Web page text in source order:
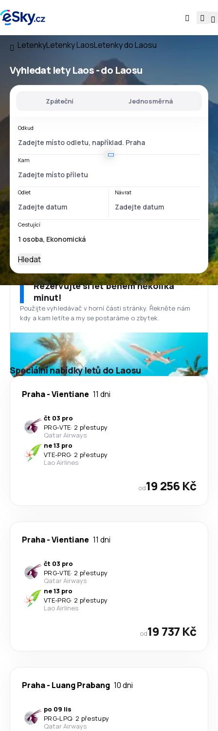
LetenkyLetenky LaosLetenky do Laosu
Vyhledat letyLaos - do Laosu
Zpáteční Jednosměrná
Odkud
Kam
Odlet Návrat
Cestující
Hledat
Rezervujte si let během několika
minut!
Použijte vyhledávač v horní části stránky. Řekněte nám
kdy a kam letíte a my se postaráme o zbytek.
Speciální nabídky letů do Laosu
Praha-Vientiane 11 dni
čt 03 pro
PRG-VTE· 2 přestupy
Qatar Airways
ne 13 pro
VTE-PRG· 2 přestupy
Lao Airlines
od19 256 Kč
Praha-Vientiane 11 dni
čt 03 pro
PRG-VTE· 2 přestupy
Qatar Airways
ne 13 pro
VTE-PRG· 2 přestupy
Lao Airlines
od19 737 Kč
Praha- Luang Prabang 10 dni
po 09 lis
PRG-LPQ· 2 přestupy
Qatar Airways